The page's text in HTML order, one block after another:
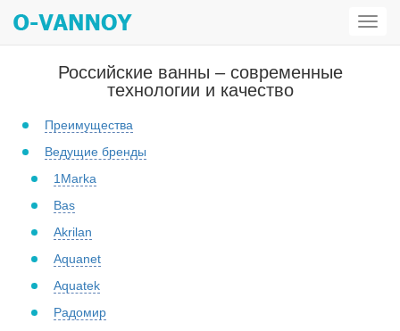
Российские ванны – современные
технологии и качество
Преимущества
Ведущие бренды
1Marka
Bas
Akrilan
Aquanet
Aquatek
Радомир